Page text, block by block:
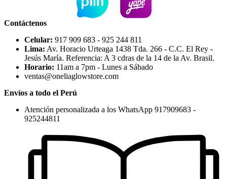
Contáctenos
Celular: 917 909 683 - 925 244 811
Lima: Av. Horacio Urteaga 1438 Tda. 266 - C.C. El Rey -
Jesús María. Referencia: A 3 cdras de la 14 de la Av. Brasil.
Horario: 11am a 7pm - Lunes a Sábado
ventas@oneliaglowstore.com
Envíos a todo el Perú
Atención personalizada a los WhatsApp 917909683 -
925244811